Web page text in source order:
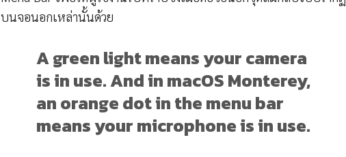
บนจอนอกเหล่านั้นด้วย
A green light means your camera
is in use. And in macOS Monterey,
an orange dot in the menu bar
means your microphone is in use.